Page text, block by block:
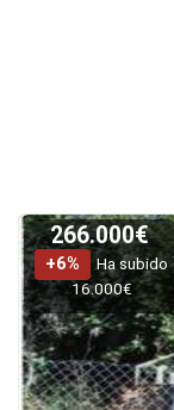
266.000€
+6%
Ha subido
16.000€